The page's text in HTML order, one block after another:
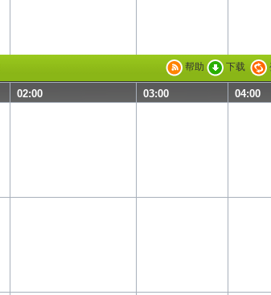
帮助 下载
02:00 03:00 04:00